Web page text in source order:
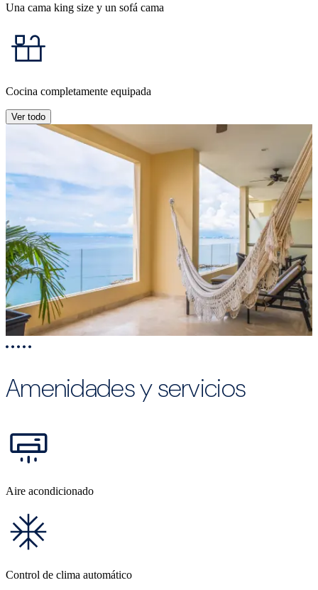
Una cama king size y un sofá cama
Cocina completamente equipada
Ver todo
Amenidades y servicios
Aire acondicionado
Control de clima automático